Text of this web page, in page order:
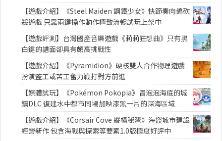
【遊戲介紹】《Steel Maiden 鋼鐵少女》快節奏肉鴿砍
殺遊戲 只靠兩鍵操作動作極致流暢試玩上架中
【遊戲評測】台灣國產音樂遊戲《莉莉狂想曲》只有黑
白鍵的譜面卻具有頗高挑戰性
【遊戲介紹】《Pyramidion》硬核雙人合作物理遊戲
扮演監工或苦工奮力鞭打對方前進
【媒體試玩】《Pokémon Pokopia》冒泡泡海底的城
鎮DLC 復建水中都市同場加映漆黑一片的深海區域
【遊戲介紹】《Corsair Cove 縱橫秘灣》海盜城市建設
經營新作 包含海戰與探索等要素1.0版極度好評中